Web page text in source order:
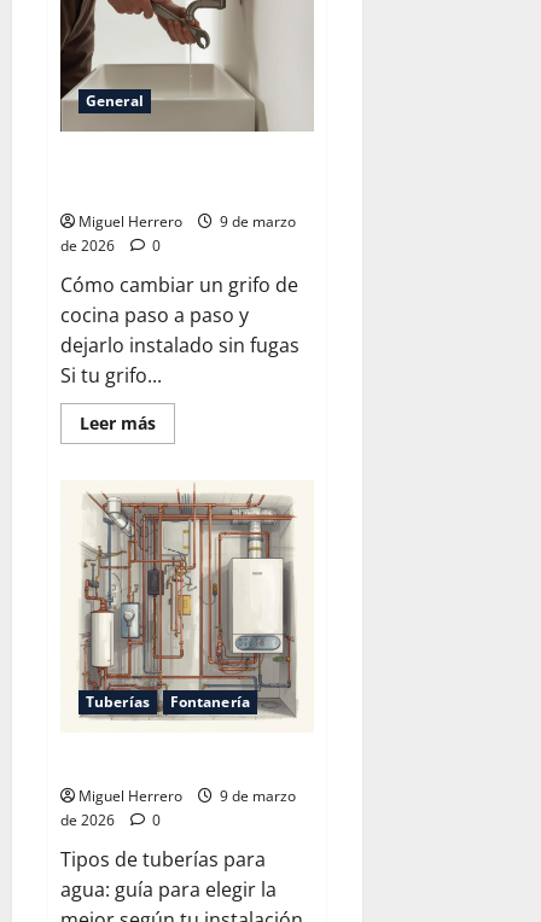
General
Miguel Herrero
9 de marzo
de 2026
0
Cómo cambiar un grifo de
cocina paso a paso y
dejarlo instalado sin fugas
Si tu grifo...
Leer másLeer
más
Cómo
cambiar
un
grifo
de
cocina
Tuberías Fontanería
Miguel Herrero
9 de marzo
de 2026
0
Tipos de tuberías para
agua: guía para elegir la